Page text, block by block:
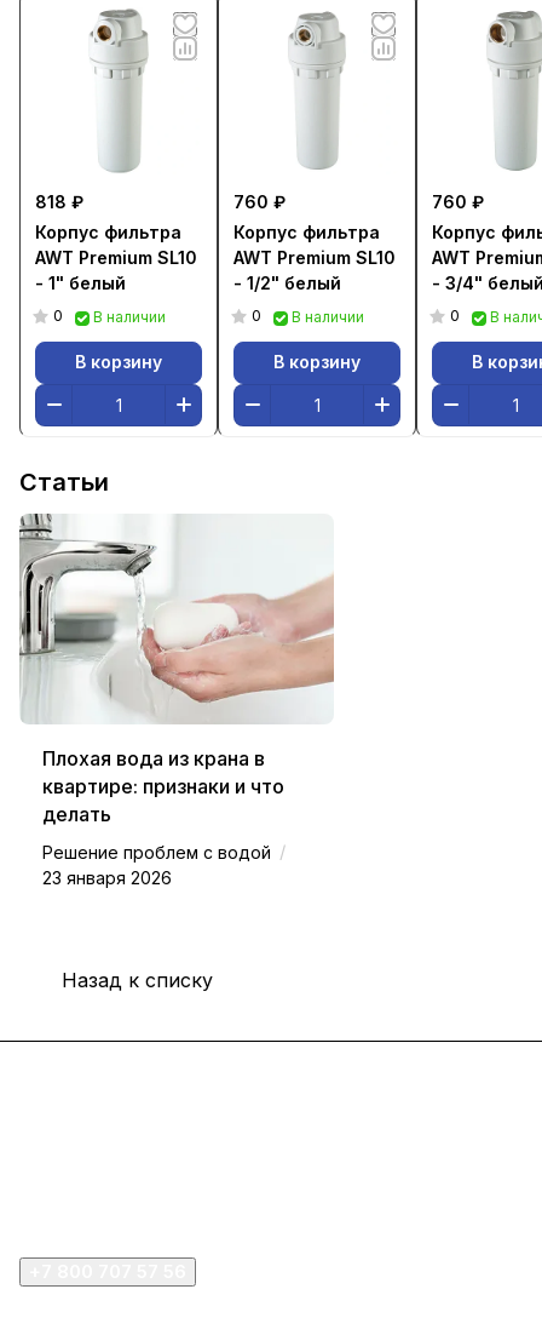
818 ₽
Корпус фильтра
AWT Premium SL10
- 1" белый
0 В наличии
В корзину
760 ₽
Корпус фильтра
AWT Premium SL10
- 1/2" белый
0 В наличии
В корзину
760 ₽
Корпус
AWT
- 3/4"
0 В
В
Статьи
Плохая вода из крана в
квартире: признаки и что
делать
Решение проблем с водой /
23 января 2026
Назад к списку